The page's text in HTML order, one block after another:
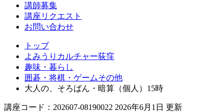
講師募集
講座リクエスト
お問い合わせ
トップ
よみうりカルチャー荻窪
趣味・暮らし
囲碁・将棋・ゲームその他
大人の、そろばん・暗算（個人）15時
講座コード：202607-08190022 2026年6月1日 更新